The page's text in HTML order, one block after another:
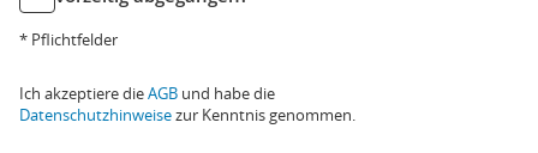
* Pflichtfelder
Ich akzeptiere dieAGB und habe die
Datenschutzhinweisezur Kenntnis genommen.